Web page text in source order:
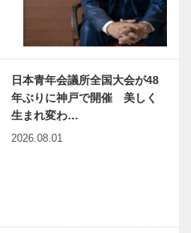
｜ホテルの究
極ランチ
神戸みなとピ
アノ
日本青年会議所全国大会が48
年ぶりに神戸で開催 美しく
生まれ変わ…
2026.08.01